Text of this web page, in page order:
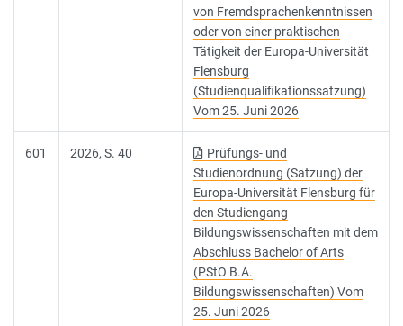
von Fremdsprachenkenntnissen
oder von einer praktischen
Tätigkeit der Europa-Universität
Flensburg
(Studienqualifikationssatzung)
Vom 25. Juni 2026
601 2026, S. 40
Prüfungs- und
Studienordnung (Satzung) der
Europa-Universität Flensburg für
den Studiengang
Bildungswissenschaften mit dem
Abschluss Bachelor of Arts
(PStO B.A.
Bildungswissenschaften) Vom
25. Juni 2026